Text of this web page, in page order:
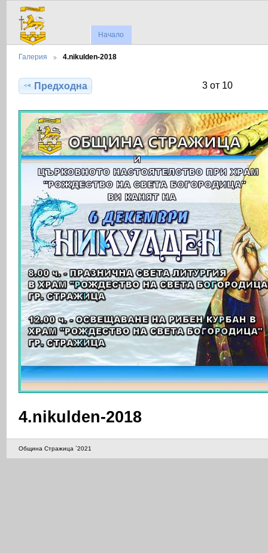
Начало
Галерия 4.nikulden-2018
Предходна 3 от 10
4.nikulden-2018
Община Стражица `2021